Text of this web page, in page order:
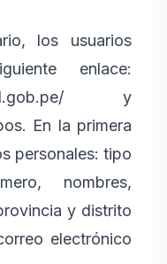
los usuarios
enlace:
y
En la primera
personales: tipo
nombres,
y distrito
electrónico